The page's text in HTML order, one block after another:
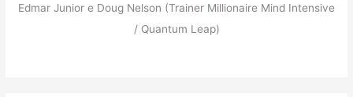
Edmar Junior e Doug Nelson (Trainer Millionaire Mind Intensive
/ Quantum Leap)